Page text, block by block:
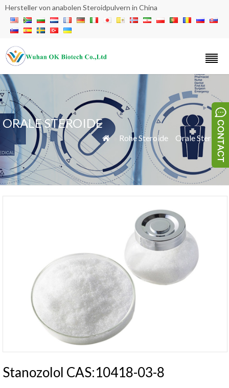
Hersteller von anabolen Steroidpulvern in China
ORALE STEROIDE
 » Rohe Steroide Orale Steroide
Stanozolol CAS:10418-03-8